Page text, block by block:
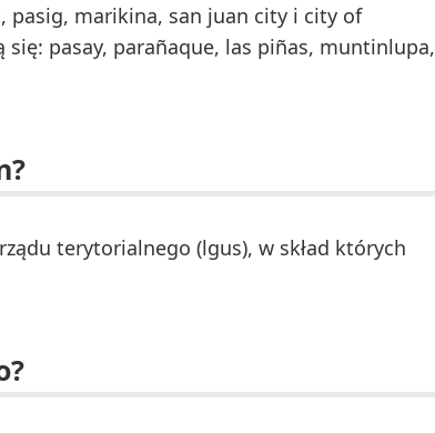
pasig, marikina, san juan city i city of
się: pasay, parañaque, las piñas, muntinlupa,
terytorialnego (lgus), w skład których